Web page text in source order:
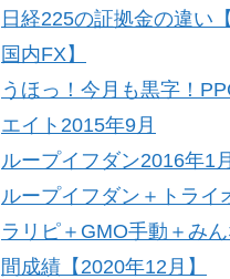
日経225の証拠金の違い
国内FX】
うほっ！今月も黒字！
エイト2015年9月
ループイフダン2016年1
ループイフダン＋トライ
ラリピ＋GMO手動＋み
間成績【2020年12月】